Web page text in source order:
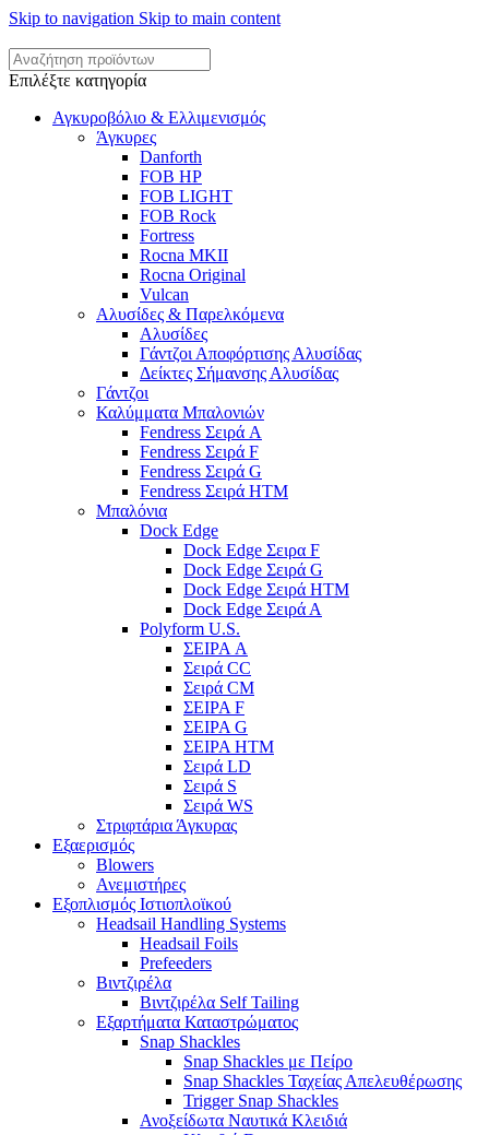
Skip to navigation Skip to main content
Επιλέξτε κατηγορία
Αγκυροβόλιο & Ελλιμενισμός
Άγκυρες
Danforth
FOB HP
FOB LIGHT
FOB Rock
Fortress
Rocna MKII
Rocna Original
Vulcan
Αλυσίδες & Παρελκόμενα
Αλυσίδες
Γάντζοι Αποφόρτισης Αλυσίδας
Δείκτες Σήμανσης Αλυσίδας
Γάντζοι
Καλύμματα Μπαλονιών
Fendress Σειρά A
Fendress Σειρά F
Fendress Σειρά G
Fendress Σειρά HTM
Μπαλόνια
Dock Edge
Dock Edge Σειρα F
Dock Edge Σειρά G
Dock Edge Σειρά HTM
Dock Edge Σειρά Α
Polyform U.S.
ΣΕΙΡΑ A
Σειρά CC
Σειρά CM
ΣΕΙΡΑ F
ΣΕΙΡΑ G
ΣΕΙΡΑ HTM
Σειρά LD
Σειρά S
Σειρά WS
Στριφτάρια Άγκυρας
Εξαερισμός
Blowers
Ανεμιστήρες
Εξοπλισμός Ιστιοπλοϊκού
Headsail Handling Systems
Headsail Foils
Prefeeders
Βιντζιρέλα
Βιντζιρέλα Self Tailing
Εξαρτήματα Καταστρώματος
Snap Shackles
Snap Shackles με Πείρο
Snap Shackles Ταχείας Απελευθέρωσης
Trigger Snap Shackles
Ανοξείδωτα Ναυτικά Κλειδιά